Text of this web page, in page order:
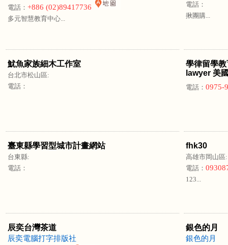
電話： +886 (02)89417736
多元智慧教育中心...
電話：
揪團購...
魷魚家族細木工作室
台北市松山區:
電話：
學律留學
lawyer 美
電話： 0975-
臺東縣學習型城市計畫網站
台東縣:
電話：
fhk30
高雄市岡山
電話：
123...
辰奕台灣茶道
辰奕電腦打字排版社
銀色的月
銀色的月